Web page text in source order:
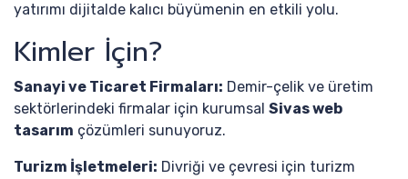
yatırımı dijitalde kalıcı büyümenin en etkili yolu.
Kimler İçin?
Sanayi ve Ticaret Firmaları: Demir-çelik ve üretim
sektörlerindeki firmalar için kurumsal Sivas web
tasarım çözümleri sunuyoruz.
Turizm İşletmeleri: Divriği ve çevresi için turizm